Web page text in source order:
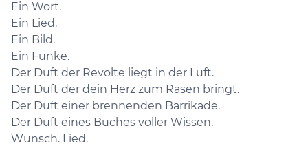
Ein Wort.
Ein Lied.
Ein Bild.
Ein Funke.
Der Duft der Revolte liegt in der Luft.
Der Duft der dein Herz zum Rasen bringt.
Der Duft einer brennenden Barrikade.
Der Duft eines Buches voller Wissen.
Wunsch. Lied.